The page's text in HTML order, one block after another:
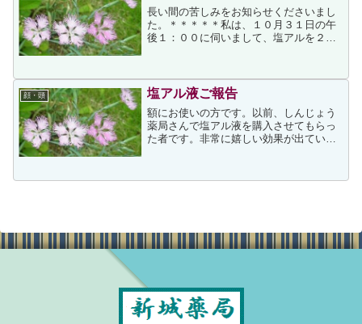
長い間の苦しみをお知らせくださいまし
た。＊＊＊＊＊私は、１０月３１日の午
後１：００に伺いまして、塩アルを２本
いています。効果に関しましては、おお
くの方からのメールを拝見...
顔・頭 塩アル液ご報告
額にお使いの方です。以前、しんじょう
薬局さんで塩アル液を購入させてもらっ
た者です。非常に嬉しい効果が出ている